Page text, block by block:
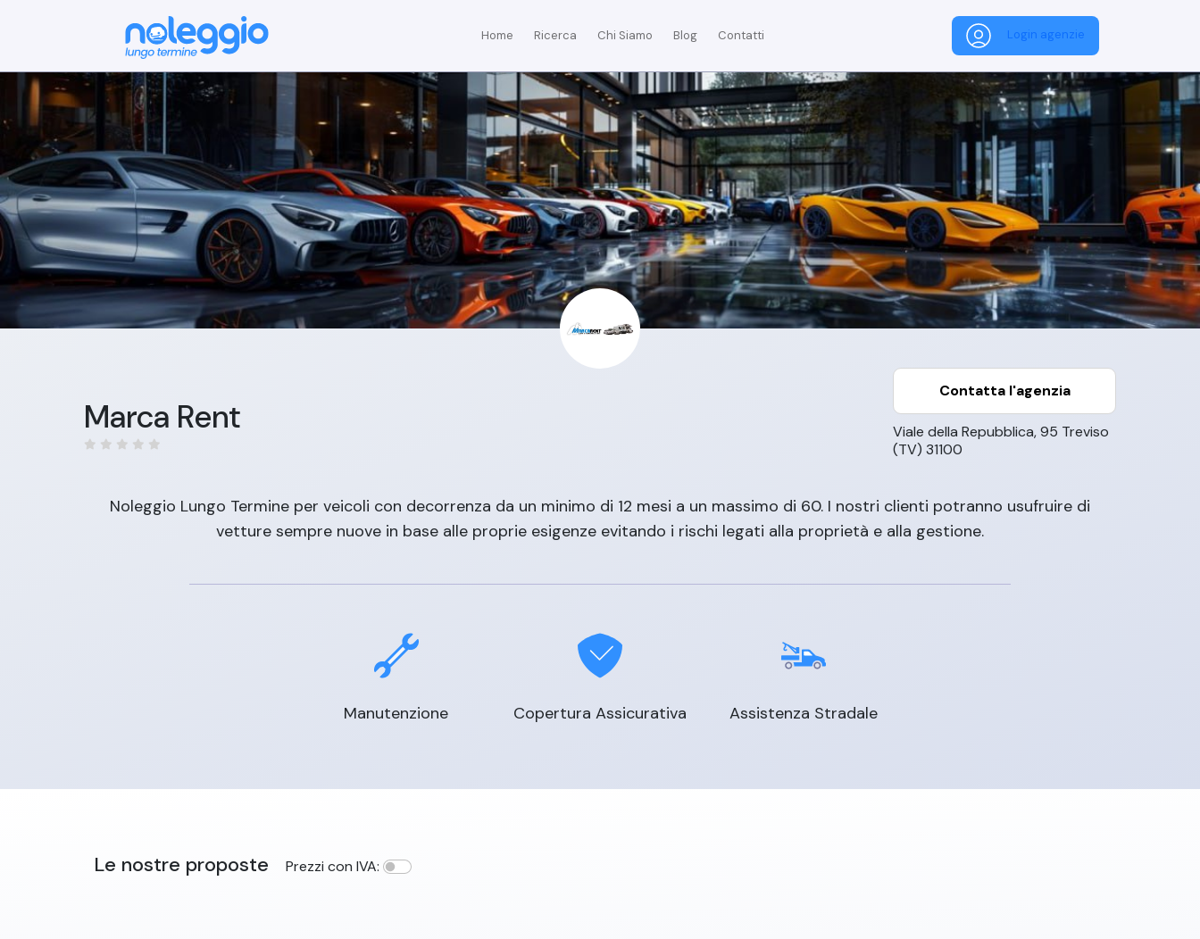
Home Ricerca Chi Siamo Blog Contatti Login agenzie
Marca Rent
Contatta l'agenzia
Viale della Repubblica, 95 Treviso
(TV) 31100
Noleggio Lungo Termine per veicoli con decorrenza da un minimo di 12 mesi a un massimo di 60. I nostri clienti potranno usufruire di
vetture sempre nuove in base alle proprie esigenze evitando i rischi legati alla proprietà e alla gestione.
Manutenzione Copertura Assicurativa Assistenza Stradale
Le nostre proposte Prezzi con IVA: